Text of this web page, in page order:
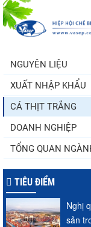
NGUYÊN LIỆU
XUẤT NHẬP KHẨU
CÁ THỊT TRẮNG
DOANH NGHIỆP
TỔNG QUAN
TIÊU ĐIỂM
Nghị
sản